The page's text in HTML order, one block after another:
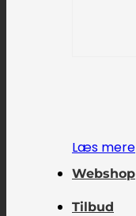
Læs mere
Webshop
Tilbud